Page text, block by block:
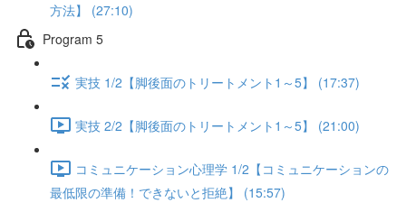
方法】 (27:10)
Program 5
実技 1/2【脚後面のトリートメント1～5】 (17:37)
実技 2/2【脚後面のトリートメント1～5】 (21:00)
コミュニケーション心理学 1/2【コミュニケーションの
最低限の準備！できないと拒絶】 (15:57)